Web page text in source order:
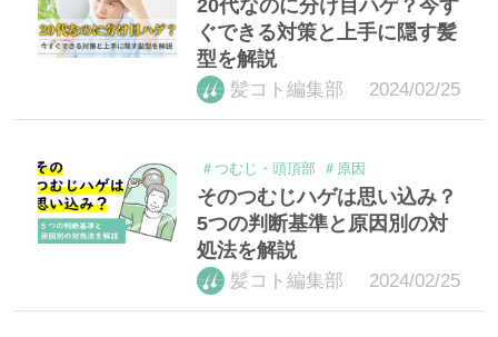
20代なのに分け目ハゲ？今す
ぐできる対策と上手に隠す髪
型を解説
髪コト編集部
2024/02/25
＃つむじ・頭頂部 ＃原因
そのつむじハゲは思い込み？
5つの判断基準と原因別の対
処法を解説
髪コト編集部
2024/02/25